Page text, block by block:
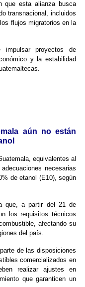
que esta alianza busca
transnacional, incluidos
flujos migratorios en la
impulsar proyectos de
y la estabilidad
aún no están
equivalentes al
necesarias
de etanol (E10), según
que, a partir del 21 de
los requisitos técnicos
afectando su
del país.
de las disposiciones
comercializados en
realizar ajustes en
que garanticen un